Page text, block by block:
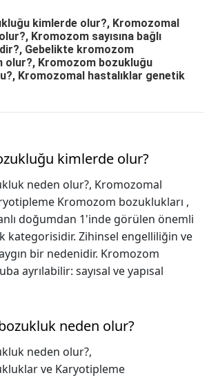
kimlerde olur?, Kromozomal
Kromozom sayısına bağlı
Gebelikte kromozom
olur?, Kromozom bozukluğu
Kromozomal hastalıklar genetik
kimlerde olur?
neden olur?, Kromozomal
Kromozom bozuklukları ,
doğumdan 1'inde görülen önemli
kategorisidir. Zihinsel engelliliğin ve
bir nedenidir. Kromozom
ayrılabilir: sayısal ve yapısal
neden olur?
neden olur?,
ve Karyotipleme